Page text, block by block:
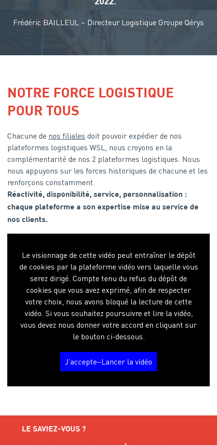
2022. ”
Frédéric BAILLEUL – Directeur Logistique Groupe Qérys
NOTRE FORCE LOGISTIQUE
POUR TOUS
Chacune de nos filiales doit pouvoir expédier de nos
plateformes logistiques WSL, nous croyons en la
complémentarité de nos 2 plateformes logistiques. Nous
nous appuyons sur les forces historiques de chacune et les
renforçons constamment.
Réactivité, disponibilité, service, personnalisation :
chaque plateforme a son expertise mise au service de
nos clients.
Le visionnage de cette vidéo peut entraîner le dépôt
de cookies par la plateforme vidéo vers laquelle vous
serez dirigé. Compte tenu du refus du dépôt de
cookies que vous avez exprimé, afin de respecter
votre choix, nous avons bloqué la lecture de cette
vidéo. Si vous souhaitez poursuivre et lire la vidéo,
vous devez nous donner votre accord en cliquant sur
le bouton ci-dessous.
J’accepte–Lancer la vidéo
LE SAVIEZ-VOUS ?